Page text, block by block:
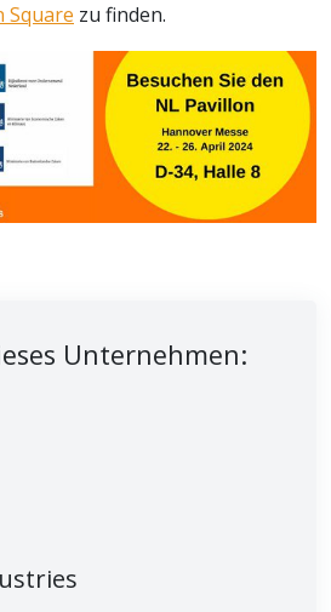
Square zu finden.
Unternehmen: